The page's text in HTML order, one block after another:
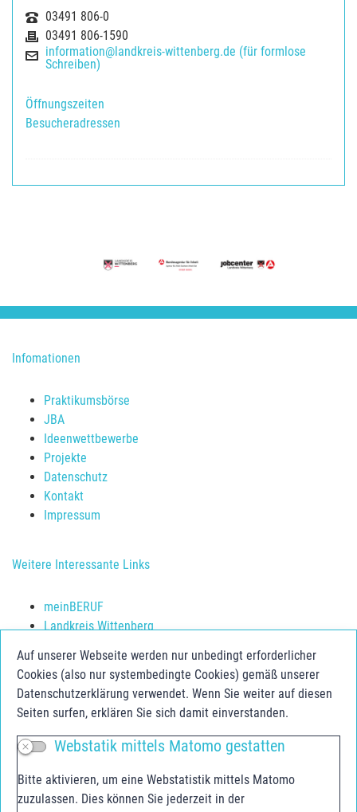
Auf unserer Webseite werden nur unbedingt erforderlicher
Cookies (also nur systembedingte Cookies) gemäß unserer
Datenschutzerklärung verwendet. Wenn Sie weiter auf diesen
Seiten surfen, erklären Sie sich damit einverstanden.
Webstatik mittels Matomo gestatten
Bitte aktivieren, um eine Webstatistik mittels Matomo
zuzulassen. Dies können Sie jederzeit in der
03491 806-0
03491 806-1590
information@landkreis-wittenberg.de (für formlose
Schreiben)
Öffnungszeiten
Besucheradressen
Infomationen
Praktikumsbörse
JBA
Ideenwettbewerbe
Projekte
Datenschutz
Kontakt
Impressum
Weitere Interessante Links
meinBERUF
Landkreis Wittenberg
Jugendberufsagentur Anhalt-Bitterfeld
Jugend.Berufs.Zentrum Dessau-Roßlau
Social Media
Facebook
Instagram